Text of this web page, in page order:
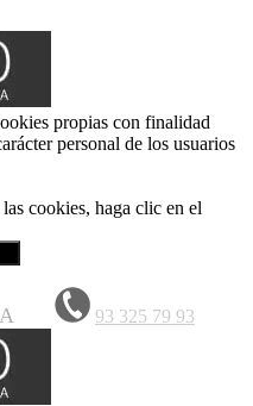
propias con finalidad
personal de los usuarios
cookies, haga clic en el
93 325 79 93